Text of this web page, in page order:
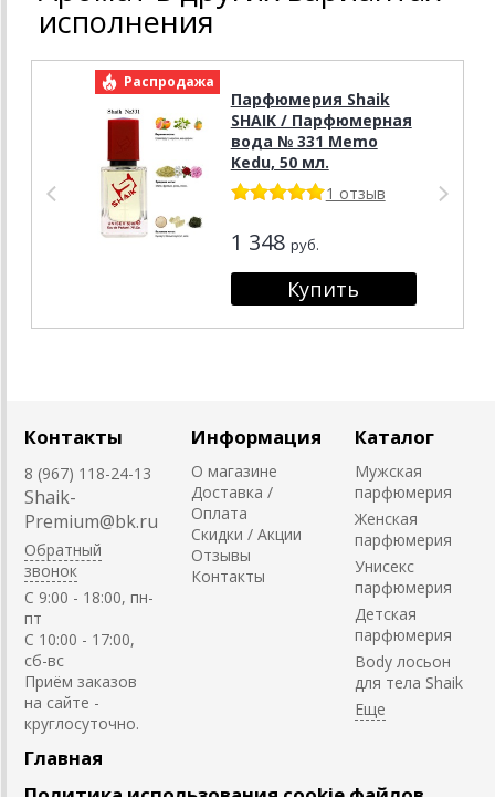
исполнения
Распродажа
Парфюмерия Shaik
SHAIK / Парфюмерная
вода № 331 Memo
Kedu, 50 мл.
1 отзыв
1 348 руб.
Контакты
8 (967) 118-24-13
Shaik-
Premium@bk.ru
Обратный
звонок
C 9:00 - 18:00, пн-
пт
С 10:00 - 17:00,
сб-вс
Приём заказов
на сайте -
круглосуточно.
Информация
О магазине
Доставка /
Оплата
Скидки / Акции
Отзывы
Контакты
Каталог
Мужская
парфюмерия
Женская
парфюмерия
Унисекс
парфюмерия
Детская
парфюмерия
Body лосьон
для тела Shaik
Главная